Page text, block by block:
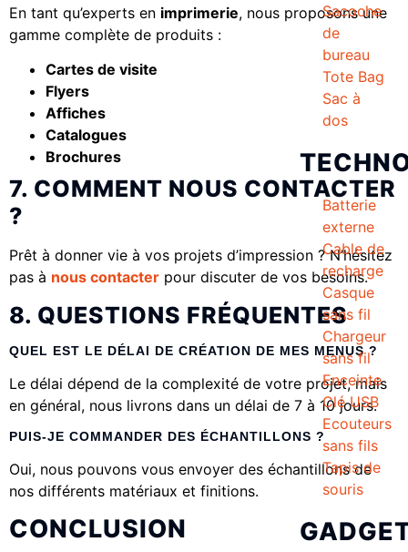
Sacoche
de
bureau
Tote Bag
Sac à
dos
Batterie
externe
Cable de
recharge
Casque
sans fil
Chargeur
sans fil
Enceinte
Clé USB
Ecouteurs
sans fils
Tapis de
souris
En tant qu’experts en imprimerie, nous proposons une
gamme complète de produits :
Cartes de visite
Flyers
Affiches
Catalogues
Brochures
7. COMMENT NOUS CONTACTER
?
Prêt à donner vie à vos projets d’impression ? N’hésitez
pas à nous contacter pour discuter de vos besoins.
8. QUESTIONS FRÉQUENTES
QUEL EST LE DÉLAI DE CRÉATION DE MES MENUS ?
Le délai dépend de la complexité de votre projet, mais
en général, nous livrons dans un délai de 7 à 10 jours.
PUIS-JE COMMANDER DES ÉCHANTILLONS ?
Oui, nous pouvons vous envoyer des échantillons de
nos différents matériaux et finitions.
CONCLUSION